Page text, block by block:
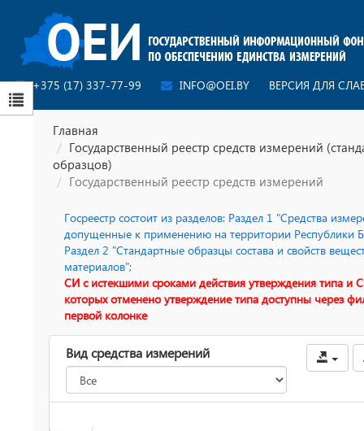
+375 (17) 337-77-99 INFO@OEI.BY ВЕРСИЯ ДЛЯ
Главная
Государственный реестр средств измерений
образцов)
Государственный реестр средств измерений
Госреестр состоит из разделов: Раздел 1 "Средства
допущенные к применению на территории Республики
Раздел 2 "Стандартные образцы состава и свойств
материалов";
СИ с истекшими сроками действия утверждения типа и
которых отменено утверждение типа доступны через
первой колонке
Вид средства измерений